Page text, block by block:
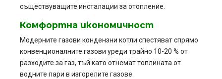
съществуващите инсталации за отопление.
Комфортна икономичност
Модерните газови кондензни котли спестяват спрямо
конвенционалните газови уреди трайно 10-20 % от
разходите за газ, тъй като отнемат топлината от
водните пари в изгорелите газове.